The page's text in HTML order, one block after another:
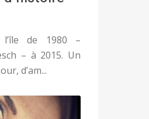
de 1980 –
– à 2015. Un
d’am...